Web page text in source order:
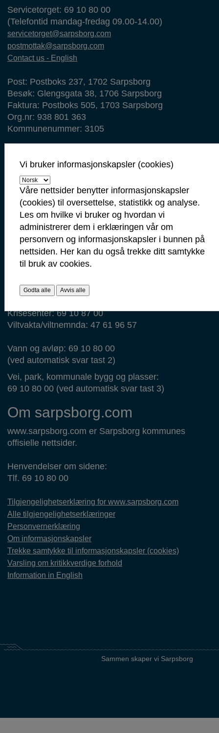
Servicetorget: 69 10 80 00
(Telefontid mandag-fredag 09.00-14.00)
servicetorget@sarpsborg.com
postmottak@sarpsborg.com
Contact us - English
Post: Postboks 237, 1702 Sarpsborg
Besøk: Glengsgata 38, 1706 Sarpsborg
Faktura: Postboks 505, 1703 Sarpsborg
Org.nr: 938 801 363
Kommunenummer: 3105
Ansattportal
Vakt- og nødtelefoner
Politi: 112
Brann: 110
Ambulanse: 113
Legevakt: 116 117
Veterinærvakt: 48 28 01 49
Mellom klokken 15.30-08.00, ring:
Krisesenter: 69 10 87 00
Viltvakta/viltnemnda: 47 61 96 57
Vann og avløp: 69 10 80 00
(ved automatisk svar tast 2)
Vei, park, kommunale bygg og plasser:
69 10 80 00 (ved automatisk svar tast 3)
Om sarpsborg.com
www.sarpsborg.com er Sarpsborg kommunes
offisielle nettsider.
Henvendelser om sidene:
Tlf. 69 10 80 00
Tilgjengelighetserklæring for www.sarpsborg.com
Alle tilgjengelighetserklæringer
Personvernerklæring
Om informasjonskapsler
Trekke samtykke til informasjonskapsler (cookies)
Varsling om kritikkverdige forhold
Information in English
Sammen skaper vi Sarpsborg
Vi bruker informasjonskapsler (cookies)
Våre nettsider benytter informasjonskapsler
(cookies) til oversettelse, statistikk og analyse.
Les om hvilke vi bruker og hvordan vi
administrerer dem i erklæringen vår om
personvern og informasjonskapsler i bunnen på
nettsiden. Her kan du også trekke ditt samtykke
til bruk av cookies.
Godta alle Avvis alle